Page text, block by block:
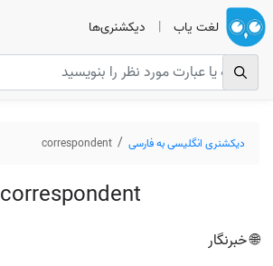
لغت یاب | دیکشنری‌ها
دیکشنری انگلیسی به فارسی correspondent
correspondent
🌐 خبرنگار